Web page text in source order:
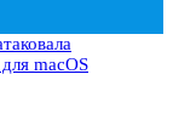
macOS